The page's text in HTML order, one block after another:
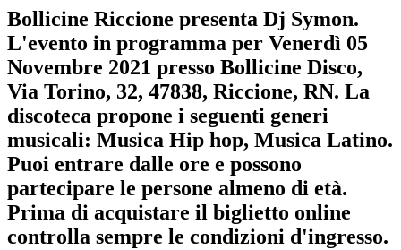
Bollicine Riccione presenta Dj Symon.
L'evento in programma per Venerdì 05
Novembre 2021 presso Bollicine Disco,
Via Torino, 32, 47838, Riccione, RN. La
discoteca propone i seguenti generi
musicali: Musica Hip hop, Musica Latino.
Puoi entrare dalle ore e possono
partecipare le persone almeno di età.
Prima di acquistare il biglietto online
controlla sempre le condizioni d'ingresso.